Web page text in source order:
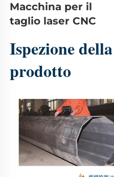
Macchina per il
taglio laser CNC
Ispezione
prodotto